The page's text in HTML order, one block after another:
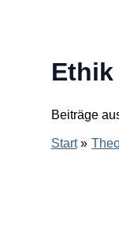
Ethik
Beiträge
Start